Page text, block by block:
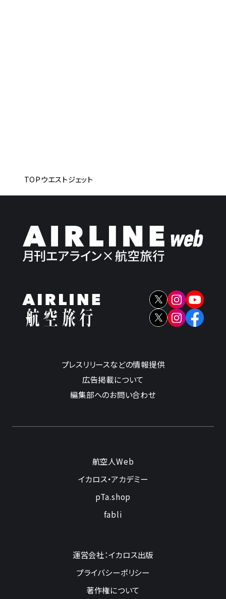
TOPウエストジェット
プレスリリースなどの情報提供
広告掲載について
編集部へのお問い合わせ
航空人Web
イカロス・アカデミー
pTa.shop
fabli
運営会社：イカロス出版
プライバシーポリシー
著作権について